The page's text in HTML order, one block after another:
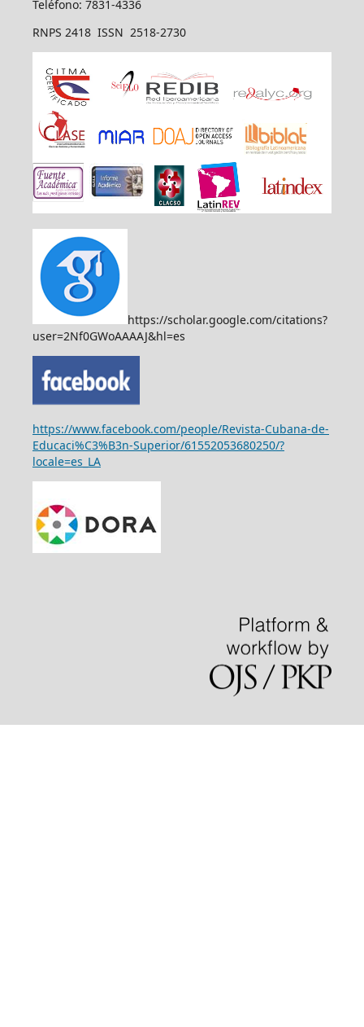
Teléfono: 7831-4336
RNPS 2418 ISSN 2518-2730
https://scholar.google.com/citations?
user=2Nf0GWoAAAAJ&hl=es
https://www.facebook.com/people/Revista-Cubana-de-
Educaci%C3%B3n-Superior/61552053680250/?
locale=es_LA